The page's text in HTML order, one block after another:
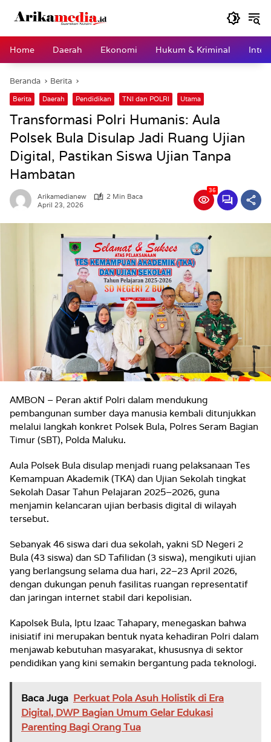
Home
Daerah Ekonomi Hukum & Kriminal
Beranda Berita
Berita Daerah Pendidikan TNI dan POLRI Utama
Transformasi Polri Humanis: Aula
Polsek Bula Disulap Jadi Ruang Ujian
Digital, Pastikan Siswa Ujian Tanpa
Hambatan
Arikamedianew
2 Min Baca
April 23, 2026
36
AMBON – Peran aktif Polri dalam mendukung
pembangunan sumber daya manusia kembali ditunjukkan
melalui langkah konkret Polsek Bula, Polres Seram Bagian
Timur (SBT), Polda Maluku.
Aula Polsek Bula disulap menjadi ruang pelaksanaan Tes
Kemampuan Akademik (TKA) dan Ujian Sekolah tingkat
Sekolah Dasar Tahun Pelajaran 2025–2026, guna
menjamin kelancaran ujian berbasis digital di wilayah
tersebut.
Sebanyak 46 siswa dari dua sekolah, yakni SD Negeri 2
Bula (43 siswa) dan SD Tafilidan (3 siswa), mengikuti ujian
yang berlangsung selama dua hari, 22–23 April 2026,
dengan dukungan penuh fasilitas ruangan representatif
dan jaringan internet stabil dari kepolisian.
Kapolsek Bula, Iptu Izaac Tahapary, menegaskan bahwa
inisiatif ini merupakan bentuk nyata kehadiran Polri dalam
menjawab kebutuhan masyarakat, khususnya di sektor
pendidikan yang kini semakin bergantung pada teknologi.
Baca Juga Perkuat Pola Asuh Holistik di Era
Digital, DWP Bagian Umum Gelar Edukasi
Parenting Bagi Orang Tua